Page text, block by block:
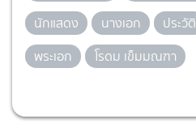
นักแสดง
นางเอก ประวัติ
พระเอก
โรดม เข็มมณฑา